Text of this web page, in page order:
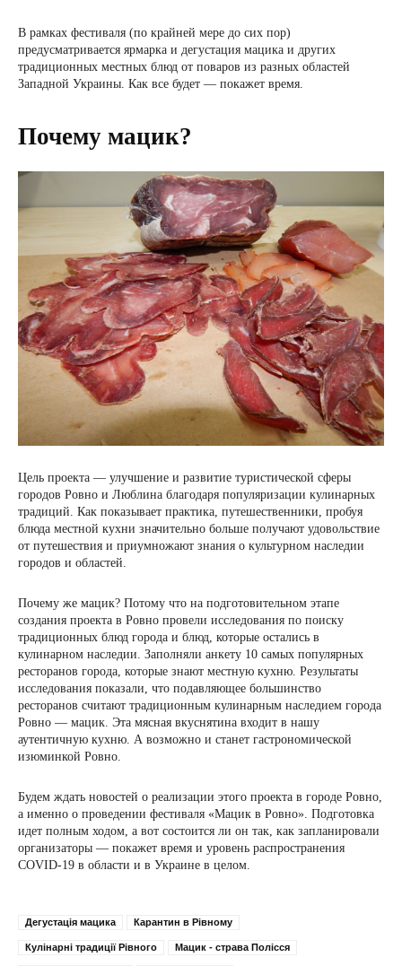
В рамках фестиваля (по крайней мере до сих пор)
предусматривается ярмарка и дегустация мацика и других
традиционных местных блюд от поваров из разных областей
Западной Украины. Как все будет — покажет время.
Почему мацик?
Цель проекта — улучшение и развитие туристической сферы
городов Ровно и Люблина благодаря популяризации кулинарных
традиций. Как показывает практика, путешественники, пробуя
блюда местной кухни значительно больше получают удовольствие
от путешествия и приумножают знания о культурном наследии
городов и областей.
Почему же мацик? Потому что на подготовительном этапе
создания проекта в Ровно провели исследования по поиску
традиционных блюд города и блюд, которые остались в
кулинарном наследии. Заполняли анкету 10 самых популярных
ресторанов города, которые знают местную кухню. Результаты
исследования показали, что подавляющее большинство
ресторанов считают традиционным кулинарным наследием города
Ровно — мацик. Эта мясная вкуснятина входит в нашу
аутентичную кухню. А возможно и станет гастрономической
изюминкой Ровно.
Будем ждать новостей о реализации этого проекта в городе Ровно,
а именно о проведении фестиваля «Мацик в Ровно». Подготовка
идет полным ходом, а вот состоится ли он так, как запланировали
организаторы — покажет время и уровень распространения
COVID-19 в области и в Украине в целом.
Дегустація мацика Карантин в Рівному
Кулінарні традиції Рівного Мацик - страва Полісся